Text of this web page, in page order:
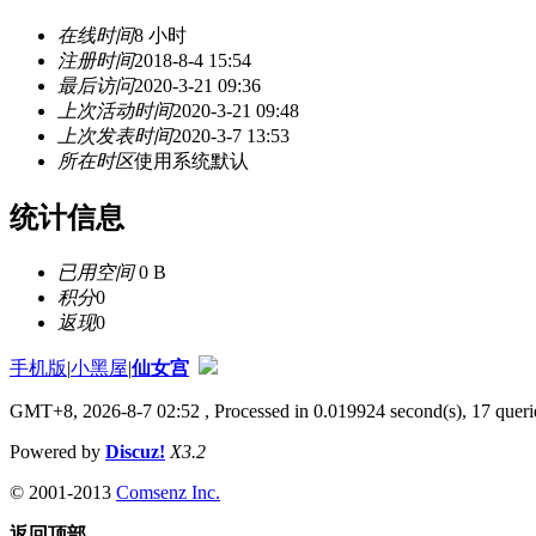
在线时间8 小时
注册时间2018-8-4 15:54
最后访问2020-3-21 09:36
上次活动时间2020-3-21 09:48
上次发表时间2020-3-7 13:53
所在时区使用系统默认
统计信息
已用空间0 B
积分0
返现0
手机版|小黑屋|仙女宫
GMT+8, 2026-8-7 02:52 , Processed in 0.019924 second(s), 17
Powered by Discuz! X3.2
© 2001-2013 Comsenz Inc.